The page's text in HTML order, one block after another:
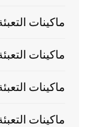
ماكينات
ماكينات
ماكينات
ماكينات